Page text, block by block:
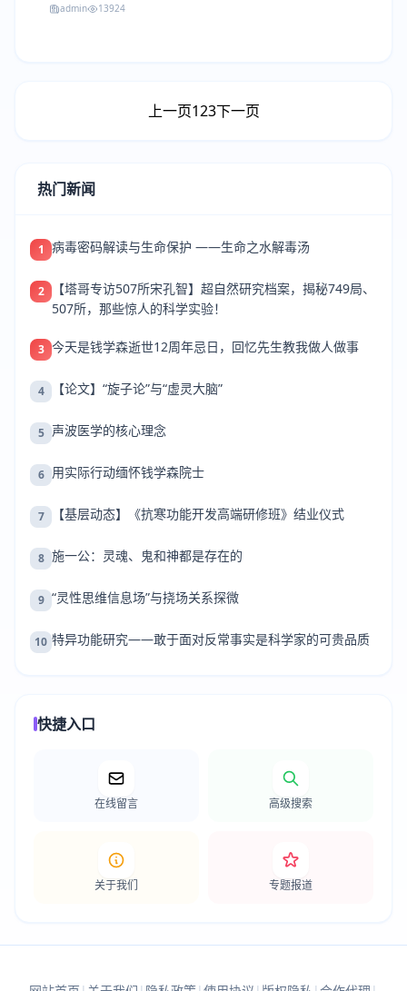
admin 13924
上一页123下一页
热门新闻
1 病毒密码解读与生命保护 ——生命之水解毒汤
2
【塔哥专访507所宋孔智】超自然研究档案，揭秘749局、
507所，那些惊人的科学实验！
3 今天是钱学森逝世12周年忌日，回忆先生教我做人做事
4 【论文】“旋子论”与“虚灵大脑”
5 声波医学的核心理念
6 用实际行动缅怀钱学森院士
7 【基层动态】《抗寒功能开发高端研修班》结业仪式
8 施一公：灵魂、鬼和神都是存在的
9 “灵性思维信息场”与挠场关系探微
10 特异功能研究——敢于面对反常事实是科学家的可贵品质
快捷入口
在线留言 高级搜索
关于我们 专题报道